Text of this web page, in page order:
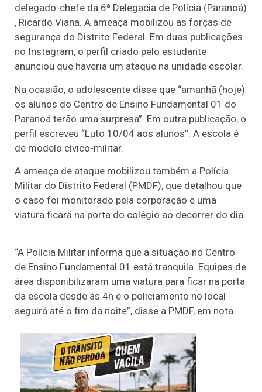
delegado-chefe da 6ª Delegacia de Polícia (Paranoá)
, Ricardo Viana. A ameaça mobilizou as forças de
segurança do Distrito Federal. Em duas publicações
no Instagram, o perfil criado pelo estudante
anunciou que haveria um ataque na unidade escolar.
Na ocasião, o adolescente disse que “amanhã (hoje)
os alunos do Centro de Ensino Fundamental 01 do
Paranoá terão uma surpresa”. Em outra publicação, o
perfil escreveu “Luto 10/04 aos alunos”. A escola é
de modelo cívico-militar.
A ameaça de ataque mobilizou também a Polícia
Militar do Distrito Federal (PMDF), que detalhou que
o caso foi monitorado pela corporação e uma
viatura ficará na porta do colégio ao decorrer do dia.
“A Polícia Militar informa que a situação no Centro
de Ensino Fundamental 01 está tranquila. Equipes de
área disponibilizaram uma viatura para ficar na porta
da escola desde às 4h e o policiamento no local
seguirá até o fim da noite”, disse a PMDF, em nota.